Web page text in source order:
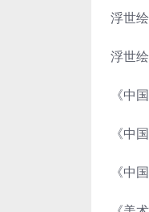
浮世
浮世
《中
《中
《中